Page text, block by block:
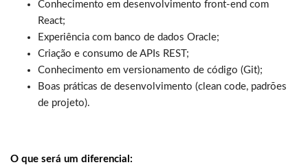
Conhecimento em desenvolvimento front-end com
React;
Experiência com banco de dados Oracle;
Criação e consumo de APIs REST;
Conhecimento em versionamento de código (Git);
Boas práticas de desenvolvimento (clean code, padrões
de projeto).
O que será um diferencial: